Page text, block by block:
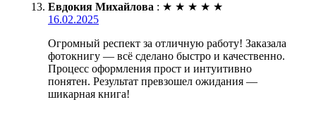
Евдокия Михайлова : ★ ★ ★ ★ ★
16.02.2025
Огромный респект за отличную работу! Заказала
фотокнигу — всё сделано быстро и качественно.
Процесс оформления прост и интуитивно
понятен. Результат превзошел ожидания —
шикарная книга!